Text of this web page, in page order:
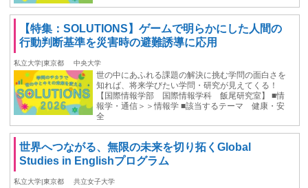
【特集：SOLUTIONS】ゲームで明らかにした人間の
行動判断基準を災害時の避難誘導に応用
私立大学|東京都 中央大学
世の中にあふれる課題の解決に挑む学問の面白さを
知れば、将来学びたい学問・研究が見えてくる！
【国際情報学部 国際情報学科 飯尾研究室】 ■情
報学・通信＞＞情報学 ■該当するテーマ 健康・安
全
世界へつながる、無限の未来を切り拓くGlobal
Studies in Englishプログラム
私立大学|東京都 共立女子大学